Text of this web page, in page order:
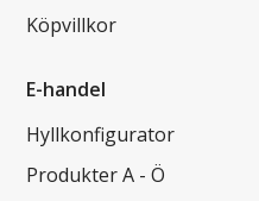
Köpvillkor
E-handel
Hyllkonfigurator
Produkter A - Ö